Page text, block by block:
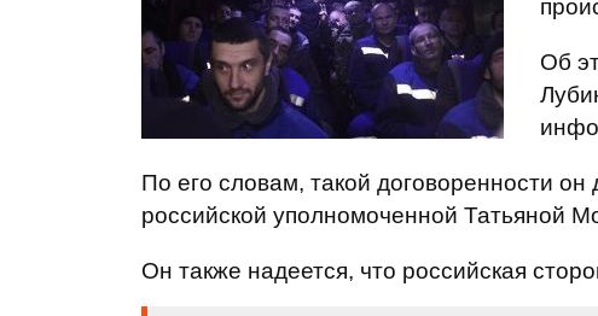
Об
По его словам, такой договоренности он
российской уполномоченной Татьяной
Он также надеется, что российская